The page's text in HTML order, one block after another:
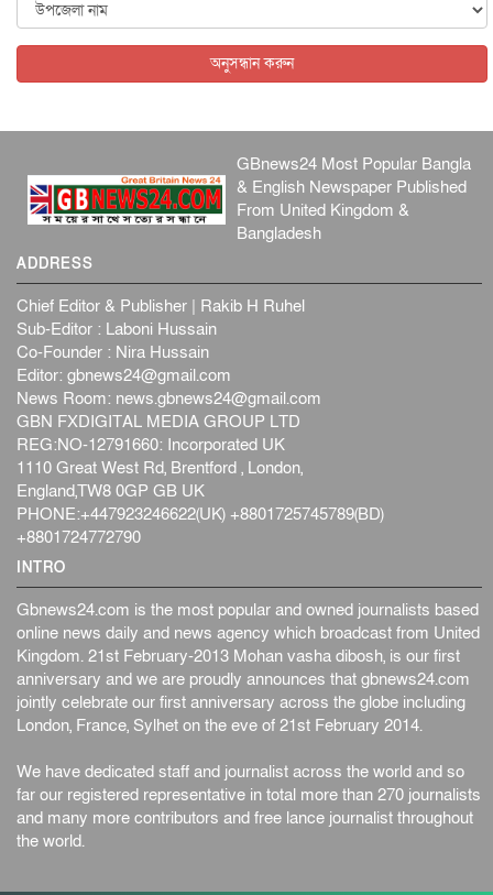
আন্তর্জাতিক ৫ আগস্ট, ২০২৬
অনুসন্ধান করুন
GBnews24 Most Popular Bangla
& English Newspaper Published
From United Kingdom &
Bangladesh
ADDRESS
Chief Editor & Publisher | Rakib H Ruhel
Sub-Editor : Laboni Hussain
Co-Founder : Nira Hussain
Editor: gbnews24@gmail.com
News Room: news.gbnews24@gmail.com
GBN FXDIGITAL MEDIA GROUP LTD
REG:NO-12791660: Incorporated UK
1110 Great West Rd, Brentford , London,
England,TW8 0GP GB UK
PHONE:+447923246622(UK) +8801725745789(BD)
+8801724772790
INTRO
Gbnews24.com is the most popular and owned journalists based
online news daily and news agency which broadcast from United
Kingdom. 21st February-2013 Mohan vasha dibosh, is our first
anniversary and we are proudly announces that gbnews24.com
jointly celebrate our first anniversary across the globe including
London, France, Sylhet on the eve of 21st February 2014.
We have dedicated staff and journalist across the world and so
far our registered representative in total more than 270 journalists
and many more contributors and free lance journalist throughout
the world.